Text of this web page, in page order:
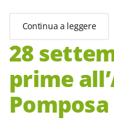
Continua a leggere
28
prime
Pomposa